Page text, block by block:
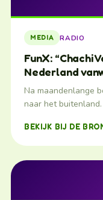
MEDIA RADIO
FunX: “Chachi
Nederland
Na maandenlange
naar het buitenland.
BEKIJK BIJ DE